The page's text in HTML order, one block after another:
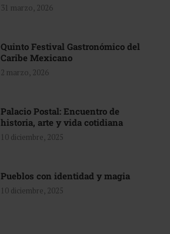
31 marzo, 2026
Quinto Festival Gastronómico del
Caribe Mexicano
2 marzo, 2026
Palacio Postal: Encuentro de
historia, arte y vida cotidiana
10 diciembre, 2025
Pueblos con identidad y magia
10 diciembre, 2025